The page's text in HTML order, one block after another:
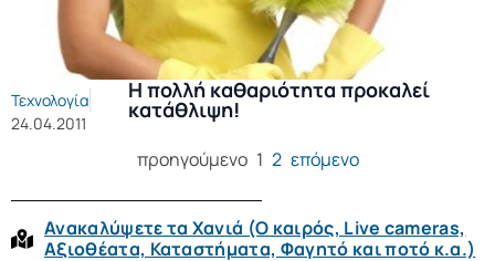
Τεχνολογία
24.04.2011
Η πολλή καθαριότητα προκαλεί
κατάθλιψη!
προηγούμενο 1 2 επόμενο
Ανακαλύψετε τα Χανιά (O καιρός, Live cameras,
Αξιοθέατα, Καταστήματα, Φαγητό και ποτό κ.α.)